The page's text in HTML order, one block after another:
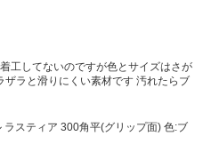
工してないのですが色とサイズはさが
ラと滑りにくい素材です 汚れたらブ
ラスティア 300角平(グリップ面) 色:ブ